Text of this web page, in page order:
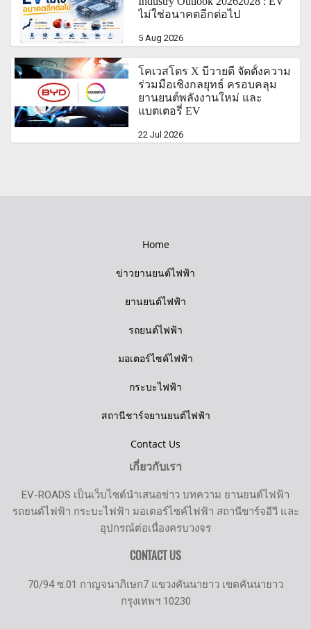
ไม่ใช่อนาคตอีกต่อไป
5 Aug 2026
โคเวสโตร X บีวายดี จัดตั้งความ
ร่วมมือเชิงกลยุทธ์ ครอบคลุม
ยานยนต์พลังงานใหม่ และ
แบตเตอรี่ EV
22 Jul 2026
Home
ข่าวยานยนต์ไฟฟ้า
ยานยนต์ไฟฟ้า
รถยนต์ไฟฟ้า
มอเตอร์ไซค์ไฟฟ้า
กระบะไฟฟ้า
สถานีชาร์จยานยนต์ไฟฟ้า
Contact Us
เกี่ยวกับเรา
EV-ROADS เป็นเว็บไซต์นำเสนอข่าว บทความ ยานยนต์ไฟฟ้า
รถยนต์ไฟฟ้า กระบะไฟฟ้า มอเตอร์ไซค์ไฟฟ้า สถานีขาร์จอีวี และ
อุปกรณ์ต่อเนื่องครบวงจร
CONTACT US
70/94 ซ.01 กาญจนาภิเษก7 แขวงคันนายาว เขตคันนายาว
กรุงเทพฯ 10230